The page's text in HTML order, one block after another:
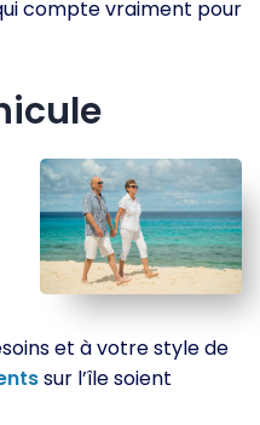
compte vraiment pour
et à votre style de
sur l’île soient